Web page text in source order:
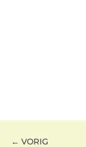
← VORIG